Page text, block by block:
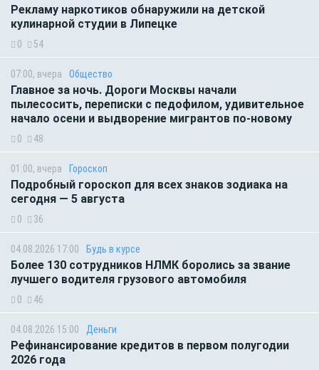
Рекламу наркотиков обнаружили на детской
кулинарной студии в Липецке
0 54
07:00, вчера Общество
Главное за ночь. Дороги Москвы начали
пылесосить, переписки с педофилом, удивительное
начало осени и выдворение мигрантов по-новому
0 48
01:00, вчера Гороскоп
Подробный гороскоп для всех знаков зодиака на
сегодня — 5 августа
0 36
04.08.2026 17:00 Будь в курсе
Более 130 сотрудников НЛМК боролись за звание
лучшего водителя грузового автомобиля
0 46
04.08.2026 15:00 Деньги
Рефинансирование кредитов в первом полугодии
2026 года